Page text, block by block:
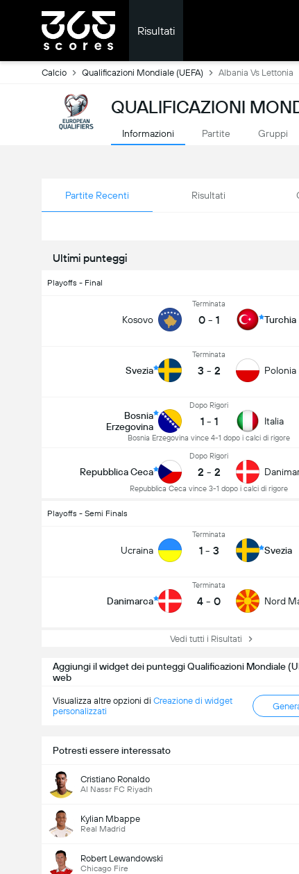
Risultati
Calcio Qualificazioni Mondiale (UEFA) Albania Vs Lettonia
QUALIFICAZIONI
Informazioni Partite Gruppi
Partite Recenti Risultati
Ultimi punteggi
Playoffs - Final
Kosovo
Terminata
0 - 1 Turchia
Svezia
Terminata
3 - 2 Polonia
Bosnia
Erzegovina
Dopo Rigori
1 - 1
Bosnia Erzegovina vince 4-1 dopo i calci di rigore
Italia
Repubblica Ceca
Dopo Rigori
2 - 2
Repubblica Ceca vince 3-1 dopo i calci di rigore
Playoffs - Semi Finals
Ucraina
Terminata
1 - 3 Svezia
Danimarca
Terminata
4 - 0 Nord
Vedi tutti i Risultati
Aggiungi il widget dei punteggi Qualificazioni Mondiale
web
Visualizza altre opzioni di Creazione di widget
personalizzati
Potresti essere interessato
Cristiano Ronaldo
Al Nassr FC Riyadh
Kylian Mbappe
Real Madrid
Robert Lewandowski
Chicago Fire